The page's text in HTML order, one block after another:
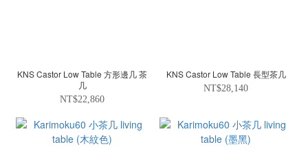
KNS Castor Low Table 方形邊几 茶
几
NT$22,860
KNS Castor Low Table 長型茶几
NT$28,140